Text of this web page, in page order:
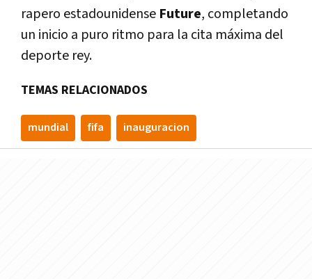
rapero estadounidense Future, completando
un inicio a puro ritmo para la cita máxima del
deporte rey.
TEMAS RELACIONADOS
mundial fifa inauguracion